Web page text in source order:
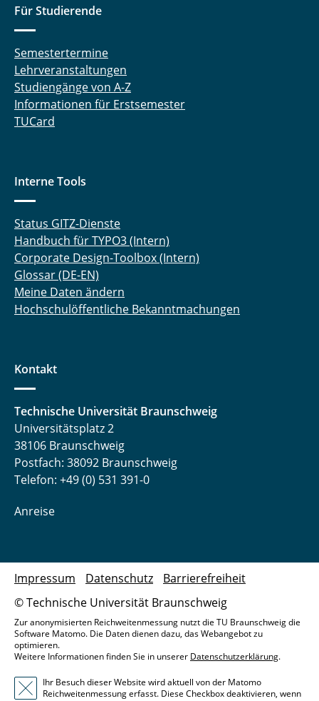
Für Studierende
Semestertermine
Lehrveranstaltungen
Studiengänge von A-Z
Informationen für Erstsemester
TUCard
Interne Tools
Status GITZ-Dienste
Handbuch für TYPO3 (Intern)
Corporate Design-Toolbox (Intern)
Glossar (DE-EN)
Meine Daten ändern
Hochschulöffentliche Bekanntmachungen
Kontakt
Technische Universität Braunschweig
Universitätsplatz 2
38106 Braunschweig
Postfach: 38092 Braunschweig
Telefon: +49 (0) 531 391-0
Anreise
© Technische Universität Braunschweig
Impressum Datenschutz Barrierefreiheit
Zur anonymisierten Reichweitenmessung nutzt die TU Braunschweig die
Software Matomo. Die Daten dienen dazu, das Webangebot zu
optimieren.
Weitere Informationen finden Sie in unserer Datenschutzerklärung.
Ihr Besuch dieser Website wird aktuell von der Matomo
Reichweitenmessung erfasst. Diese Checkbox deaktivieren, wenn